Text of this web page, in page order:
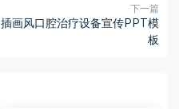
下一篇
插画风口腔治疗设备宣传PPT模
板